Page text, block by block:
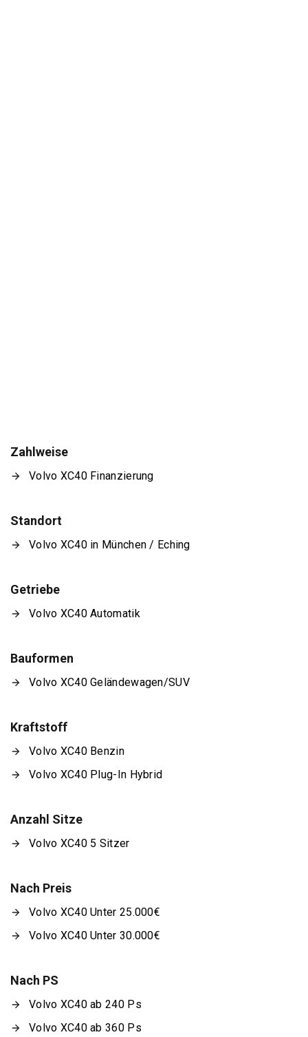
Zahlweise
Volvo XC40 Finanzierung
Standort
Volvo XC40 in München / Eching
Getriebe
Volvo XC40 Automatik
Bauformen
Volvo XC40 Geländewagen/SUV
Kraftstoff
Volvo XC40 Benzin
Volvo XC40 Plug-In Hybrid
Anzahl Sitze
Volvo XC40 5 Sitzer
Nach Preis
Volvo XC40 Unter 25.000€
Volvo XC40 Unter 30.000€
Nach PS
Volvo XC40 ab 240 Ps
Volvo XC40 ab 360 Ps